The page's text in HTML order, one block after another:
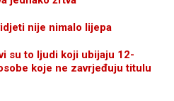
nije nimalo lijepa
su to ljudi koji ubijaju 12-
koje ne zavrjeđuju titulu